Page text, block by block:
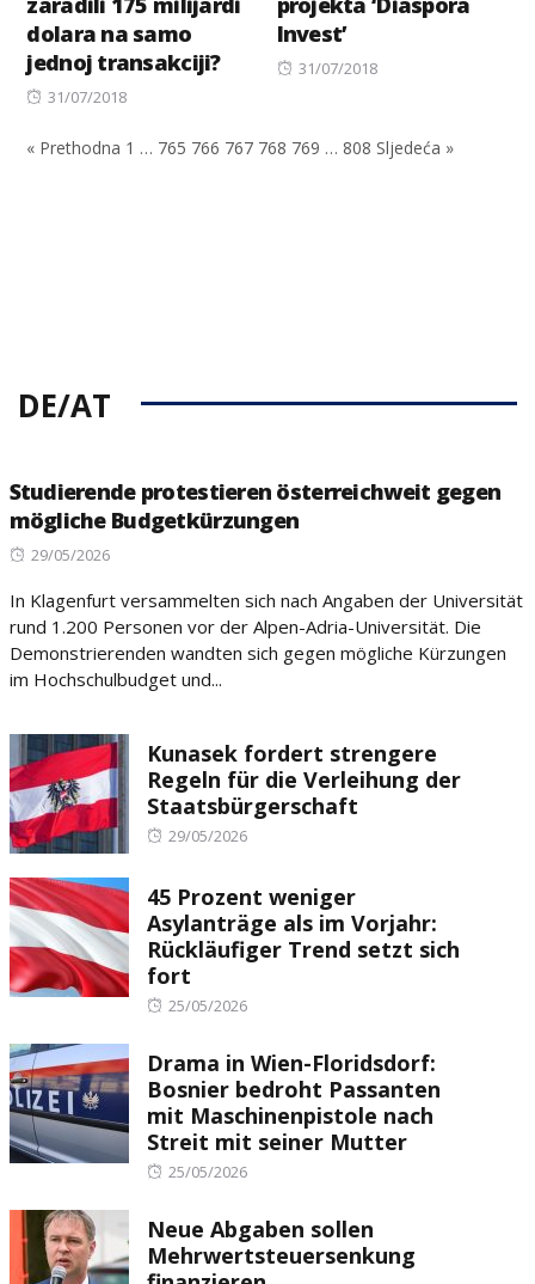
dolara na samo
jednoj transakciji?
Posted
31/07/2018
Invest’
Posted
31/07/2018
« Prethodna 1 … 765 766 767 768 769 … 808 Sljedeća »
DE/AT
Studierende protestieren österreichweit gegen
mögliche Budgetkürzungen
Posted
29/05/2026
In Klagenfurt versammelten sich nach Angaben der Universität
rund 1.200 Personen vor der Alpen-Adria-Universität. Die
Demonstrierenden wandten sich gegen mögliche Kürzungen
im Hochschulbudget und...
Kunasek fordert strengere
Regeln für die Verleihung der
Staatsbürgerschaft
Posted
29/05/2026
45 Prozent weniger
Asylanträge als im Vorjahr:
Rückläufiger Trend setzt sich
fort
Posted
25/05/2026
Drama in Wien-Floridsdorf:
Bosnier bedroht Passanten
mit Maschinenpistole nach
Streit mit seiner Mutter
Posted
25/05/2026
Neue Abgaben sollen
Mehrwertsteuersenkung